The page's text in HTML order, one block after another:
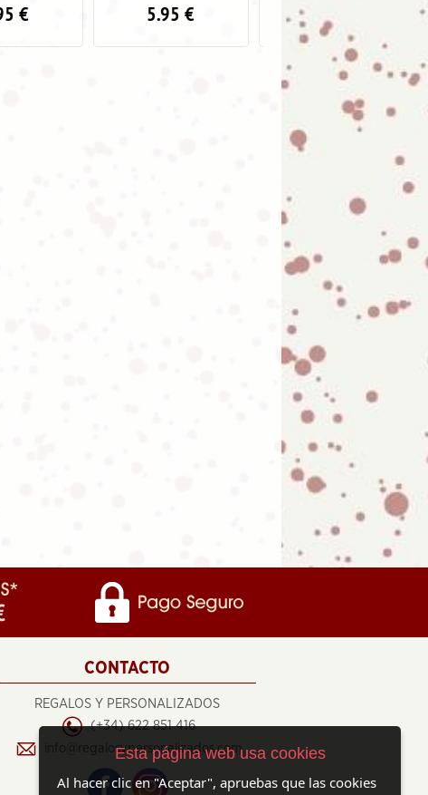
€ 5.95€ 5.95
CONTACTO
REGALOS Y PERSONALIZADOS
(+34) 622 851 416
info@regalosypersonalizados.com
Esta página web usa cookies
Al hacer clic en "Aceptar", apruebas que las cookies